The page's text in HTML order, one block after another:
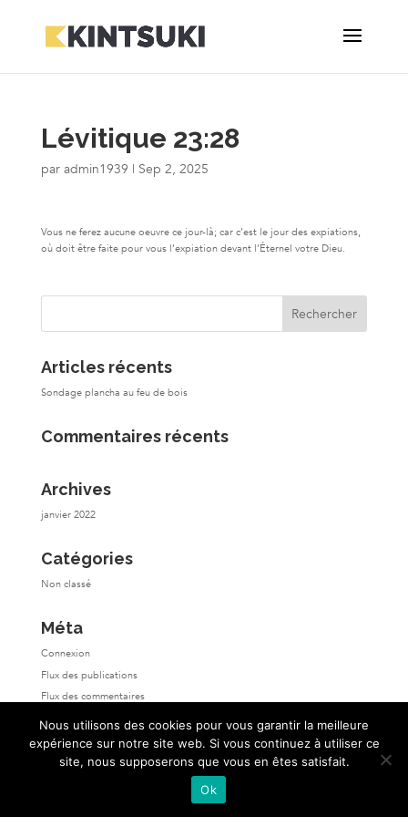
Lévitique 23:28
par admin1939 | Sep 2, 2025
Vous ne ferez aucune oeuvre ce jour-là; car c’est le jour des expiations,
où doit être faite pour vous l’expiation devant l’Éternel votre Dieu.
Articles récents
Sondage plancha au feu de bois
Commentaires récents
Archives
janvier 2022
Catégories
Non classé
Méta
Connexion
Flux des publications
Flux des commentaires
Site de WordPress-FR
Nous utilisons des cookies pour vous garantir la meilleure
expérience sur notre site web. Si vous continuez à utiliser ce
site, nous supposerons que vous en êtes satisfait.
Ok